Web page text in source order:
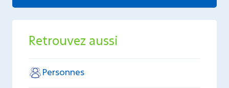
Retrouvez aussi
Personnes